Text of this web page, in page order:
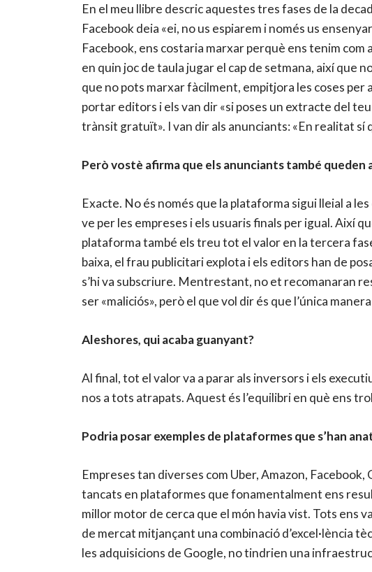
En el meu llibre descric aquestes tres fases de la
Facebook deia «ei, no us espiarem i només us
Facebook, ens costaria marxar perquè ens tenim com
en quin joc de taula jugar el cap de setmana, així que
que no pots marxar fàcilment, empitjora les coses per
portar editors i els van dir «si poses un extracte del
trànsit gratuït». I van dir als anunciants: «En realitat sí
Però vostè afirma que els anunciants també queden
Exacte. No és només que la plataforma sigui lleial a
ve per les empreses i els usuaris finals per igual. Així
plataforma també els treu tot el valor en la tercera
baixa, el frau publicitari explota i els editors han de
s’hi va subscriure. Mentrestant, no et recomanaran
ser «maliciós», però el que vol dir és que l’única
Aleshores, qui acaba guanyant?
Al final, tot el valor va a parar als inversors i els
nos a tots atrapats. Aquest és l’equilibri en què ens
Podria posar exemples de plataformes que s’han
Empreses tan diverses com Uber, Amazon,
tancats en plataformes que fonamentalment ens
millor motor de cerca que el món havia vist. Tots ens
de mercat mitjançant una combinació d’excel·lència
les adquisicions de Google, no tindrien una